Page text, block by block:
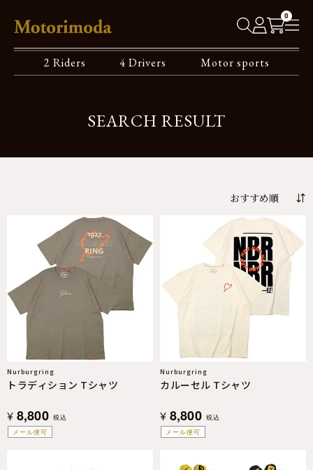
0
2 Riders 4 Drivers Motor sports
SEARCH RESULT
メール便可
Nurburgring
トラディション Tシャツ
¥ 8,800 税込
メール便可
Nurburgring
カルーセル Tシャツ
¥ 8,800 税込